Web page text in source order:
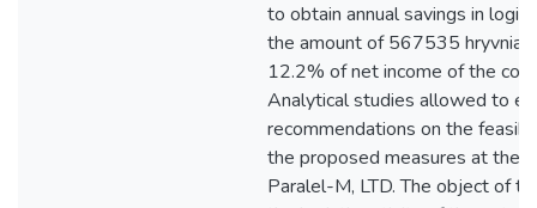
to obtain annual savings in
the amount of 567535
12.2% of net income of the
Analytical studies allowed to
recommendations on the
the proposed measures at the
Paralel-M, LTD. The object of